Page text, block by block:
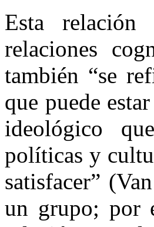
Esta relación
relaciones
también “se
que puede
ideológico
políticas y
satisfacer”
un grupo; por